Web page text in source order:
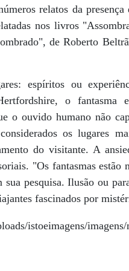
relatos da
nos livros
de Roberto
espíritos ou
o fantasma
o ouvido humano não
os lugares
do visitante. A
"Os fantasmas
pesquisa. Ilusão ou
fascinados por